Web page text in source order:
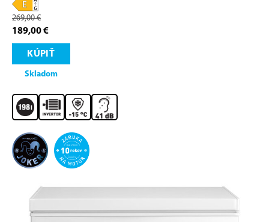
269,00 €
189,00 €
KÚPIŤ
Skladom